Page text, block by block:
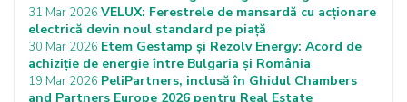
31 Mar 2026 VELUX: Ferestrele de mansardă cu acționare
electrică devin noul standard pe piață
30 Mar 2026 Etem Gestamp și Rezolv Energy: Acord de
achiziție de energie între Bulgaria și România
19 Mar 2026 PeliPartners, inclusă în Ghidul Chambers
and Partners Europe 2026 pentru Real Estate